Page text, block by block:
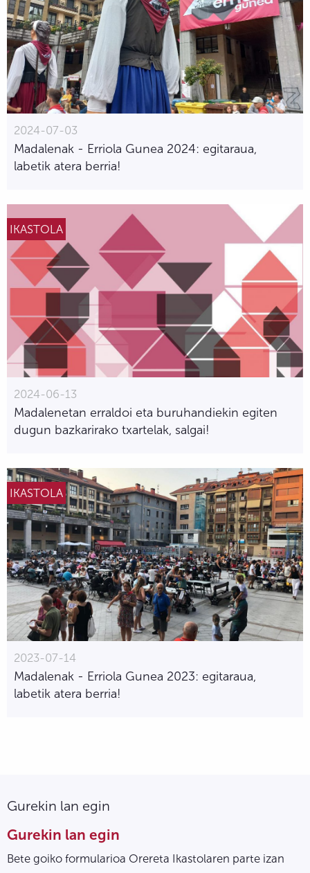
2024-07-03
Madalenak - Erriola Gunea 2024: egitaraua,
labetik atera berria!
IKASTOLA
2024-06-13
Madalenetan erraldoi eta buruhandiekin egiten
dugun bazkarirako txartelak, salgai!
IKASTOLA
2023-07-14
Madalenak - Erriola Gunea 2023: egitaraua,
labetik atera berria!
Gurekin lan egin
Gurekin lan egin
Bete goiko formularioa Orereta Ikastolaren parte izan